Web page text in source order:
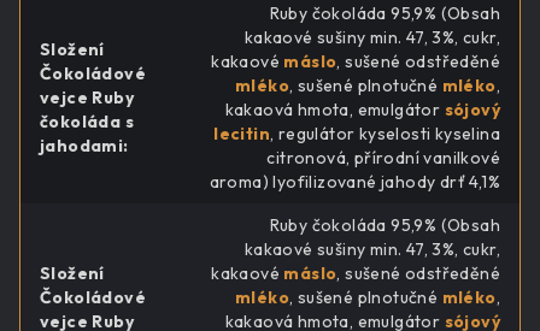
Složení
Čokoládové
vejce Ruby
čokoláda s
jahodami:
Ruby čokoláda 95,9% (Obsah
kakaové sušiny min. 47, 3%, cukr,
kakaové máslo, sušené odstředěné
mléko, sušené plnotučné mléko,
kakaová hmota, emulgátor sójový
lecitin, regulátor kyselosti kyselina
citronová, přírodní vanilkové
aroma) lyofilizované jahody drť 4,1%
Složení
Čokoládové
vejce Ruby
Ruby čokoláda 95,9% (Obsah
kakaové sušiny min. 47, 3%, cukr,
kakaové máslo, sušené odstředěné
mléko, sušené plnotučné mléko,
kakaová hmota, emulgátor sójový